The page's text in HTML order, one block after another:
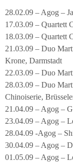
28.02.09 – Agog –
17.03.09 – Quartett
18.03.09 – Quartett
21.03.09 – Duo
Krone, Darmstadt
22.03.09 – Duo
28.03.09 – Duo
Chinoiserie,
21.04.09 – Agog –
23.04.09 – Agog –
28.04.09 -Agog –
30.04.09 – Agog –
01.05.09 – Agog –